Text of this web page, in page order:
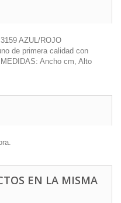
AZUL/ROJO
de primera calidad con
Ancho cm, Alto
EN LA MISMA